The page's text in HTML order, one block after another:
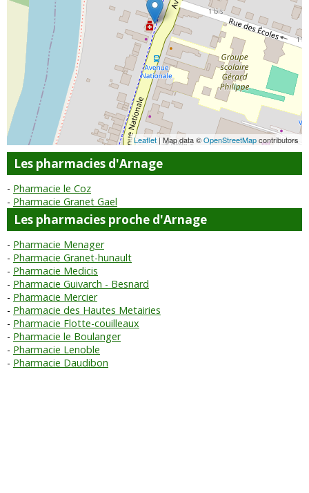
Leaflet | Map data ©OpenStreetMapcontributors
Les pharmacies d'Arnage
Pharmacie le Coz
Pharmacie Granet Gael
Les pharmacies proche d'Arnage
Pharmacie Menager
Pharmacie Granet-hunault
Pharmacie Medicis
Pharmacie Guivarch - Besnard
Pharmacie Mercier
Pharmacie des Hautes Metairies
Pharmacie Flotte-couilleaux
Pharmacie le Boulanger
Pharmacie Lenoble
Pharmacie Daudibon